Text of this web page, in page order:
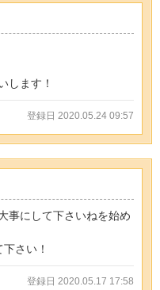
します！
登録日 2020.05.24 09:57
事にして下さいねを始め
さい！
登録日 2020.05.17 17:58